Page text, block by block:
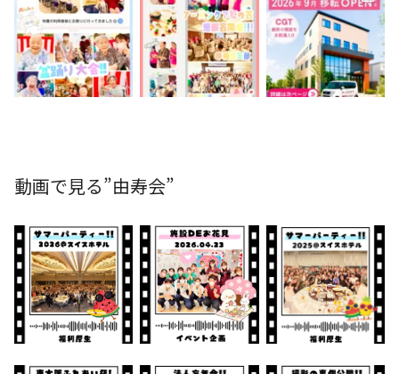
動画で見る”由寿会”